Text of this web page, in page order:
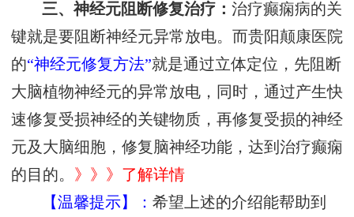
三、神经元阻断修复治疗：治疗癫痫病的关
键就是要阻断神经元异常放电。而贵阳颠康医院
的“神经元修复方法”就是通过立体定位，先阻断
大脑植物神经元的异常放电，同时，通过产生快
速修复受损神经的关键物质，再修复受损的神经
元及大脑细胞，修复脑神经功能，达到治疗癫痫
的目的。 》》》了解详情
【温馨提示】：希望上述的介绍能帮助到